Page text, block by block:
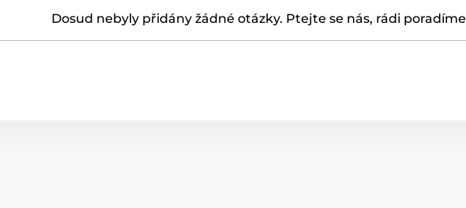
Dosud nebyly přidány žádné otázky. Ptejte se nás, rádi poradíme